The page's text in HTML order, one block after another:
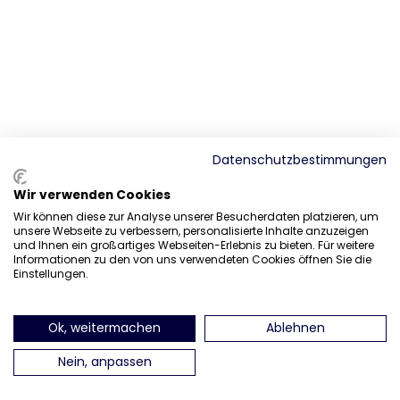
Datenschutzbestimmungen
Wir verwenden Cookies
Wir können diese zur Analyse unserer Besucherdaten platzieren, um
unsere Webseite zu verbessern, personalisierte Inhalte anzuzeigen
und Ihnen ein großartiges Webseiten-Erlebnis zu bieten. Für weitere
Informationen zu den von uns verwendeten Cookies öffnen Sie die
Einstellungen.
Ok, weitermachen
Ablehnen
Nein, anpassen